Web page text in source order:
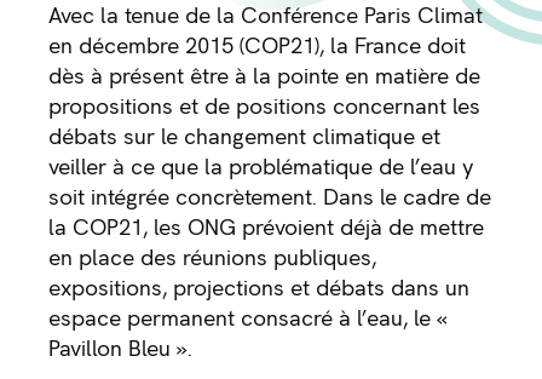
Avec la tenue de la Conférence Paris Climat
en décembre 2015 (COP21), la France doit
dès à présent être à la pointe en matière de
propositions et de positions concernant les
débats sur le changement climatique et
veiller à ce que la problématique de l’eau y
soit intégrée concrètement. Dans le cadre de
la COP21, les ONG prévoient déjà de mettre
en place des réunions publiques,
expositions, projections et débats dans un
espace permanent consacré à l’eau, le «
Pavillon Bleu ».